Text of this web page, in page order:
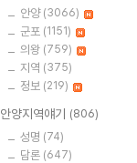
안양 (3066)
군포 (1151)
의왕 (759)
지역 (375)
정보 (219)
안양지역얘기 (806)
성명 (74)
담론 (647)